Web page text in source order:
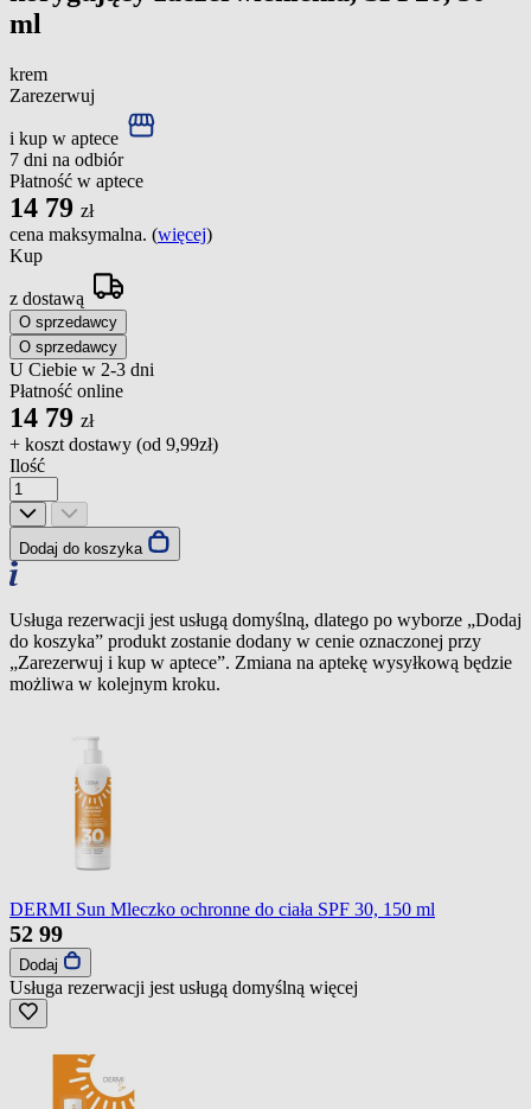
ml
krem
Zarezerwuj
i kup w aptece
7 dni na odbiór
Płatność w aptece
14 79 zł
cena maksymalna. (więcej)
Kup
z dostawą
O sprzedawcy
O sprzedawcy
U Ciebie w 2-3 dni
Płatność online
14 79 zł
+ koszt dostawy (od 9,99zł)
Ilość
Dodaj do koszyka
Usługa rezerwacji jest usługą domyślną, dlatego po wyborze „Dodaj
do koszyka” produkt zostanie dodany w cenie oznaczonej przy
„Zarezerwuj i kup w aptece”. Zmiana na aptekę wysyłkową będzie
możliwa w kolejnym kroku.
DERMI Sun Mleczko ochronne do ciała SPF 30, 150 ml
52 99
Dodaj
Usługa rezerwacji jest usługą domyślną więcej